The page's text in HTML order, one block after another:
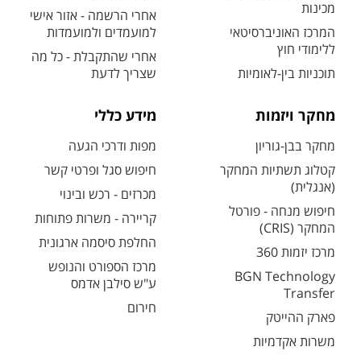
מכינות
המרכז האוניברסיטאי
ללימודי חוץ
תוכניות בין-לאומיות
אחרי הרשמה - אזור אישי
למועמדים ולמועמדות
אחרי שהתקבלת - כל מה
שצריך לדעת
מחקר ויזמות
מחקר בבן-גוריון
קטלוג תשתיות המחקר
(אנגלית)
חיפוש מנחה - פורטל
המחקר (CRIS)
מרכז יזמות 360
BGN Technology
Transfer
פארק ההייטק
משרות אקדמיות
מידע כללי
מפות ודרכי הגעה
חיפוש סגל ופרטי קשר
מכרזים - רכש ובינוי
קריירה - משרות פתוחות
החלפת סיסמה ארגונית
מרכז הספורט והנופש
ע"ש סילבן אדמס
חירום